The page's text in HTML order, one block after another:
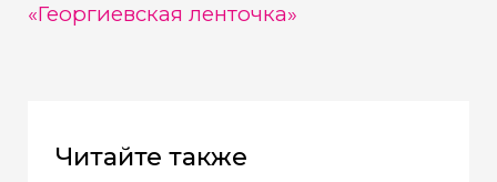
«Георгиевская ленточка»
Читайте также